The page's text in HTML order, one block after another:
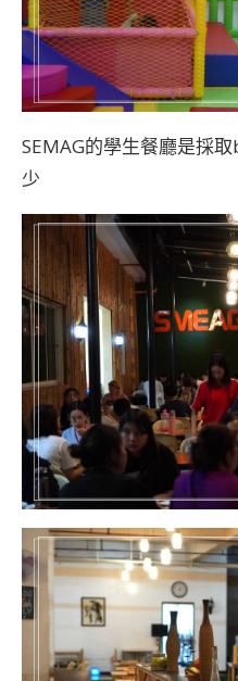
SEMAG的學生餐廳是採
少